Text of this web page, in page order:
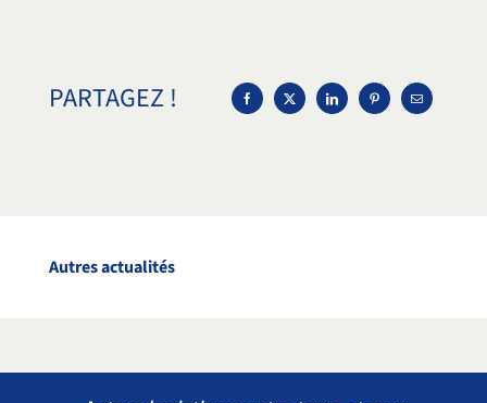
PARTAGEZ !
Autres actualités